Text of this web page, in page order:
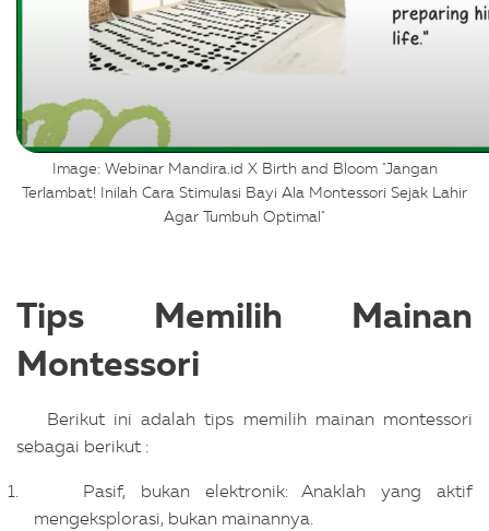
Image: Webinar Mandira.id X Birth and Bloom "Jangan
Terlambat! Inilah Cara Stimulasi Bayi Ala Montessori Sejak Lahir
Agar Tumbuh Optimal"
Tips Memilih Mainan
Montessori
Berikut ini adalah tips memilih mainan montessori
sebagai berikut :
Pasif, bukan elektronik: Anaklah yang aktif
mengeksplorasi, bukan mainannya.